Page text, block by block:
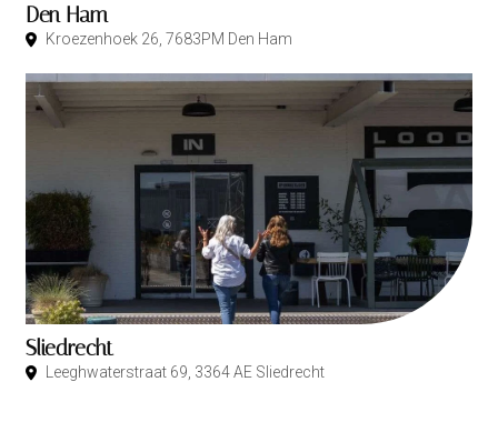
Den Ham
Kroezenhoek 26, 7683PM Den Ham
Sliedrecht
Leeghwaterstraat 69, 3364 AE Sliedrecht